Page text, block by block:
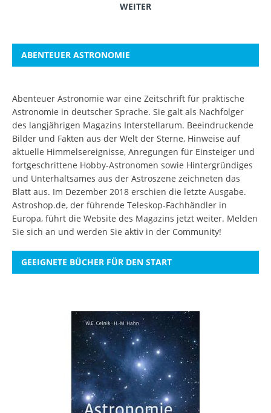
WEITER
ABENTEUER ASTRONOMIE
Abenteuer Astronomie war eine Zeitschrift für praktische
Astronomie in deutscher Sprache. Sie galt als Nachfolger
des langjährigen Magazins Interstellarum. Beeindruckende
Bilder und Fakten aus der Welt der Sterne, Hinweise auf
aktuelle Himmelsereignisse, Anregungen für Einsteiger und
fortgeschrittene Hobby-Astronomen sowie Hintergründiges
und Unterhaltsames aus der Astroszene zeichneten das
Blatt aus. Im Dezember 2018 erschien die letzte Ausgabe.
Astroshop.de, der führende Teleskop-Fachhändler in
Europa, führt die Website des Magazins jetzt weiter. Melden
Sie sich an und werden Sie aktiv in der Community!
GEEIGNETE BÜCHER FÜR DEN START